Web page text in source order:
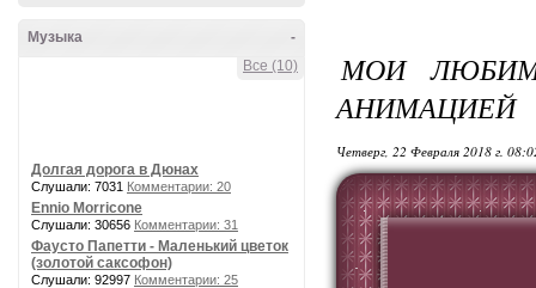
-
Музыка
Все (10)
Долгая дорога в Дюнах
Слушали: 7031 Комментарии: 20
Ennio Morricone
Слушали: 30656 Комментарии: 31
Фаусто Папетти - Маленький цветок
(золотой саксофон)
Слушали: 92997 Комментарии: 25
МОИ
АНИМАЦИЕЙ
Четверг, 22 Февраля 2018 г.